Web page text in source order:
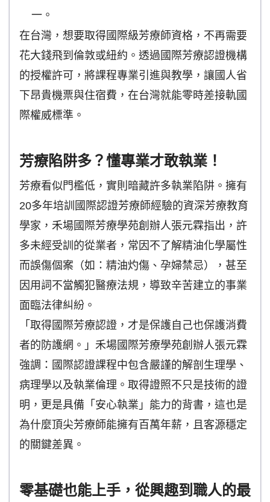
一。
在台灣，想要取得國際級芳療師資格，不再需要
花大錢飛到倫敦或紐約。透過國際芳療認證機構
的授權許可，將課程專業引進與教學，讓國人省
下昂貴機票與住宿費，在台灣就能零時差接軌國
際權威標準。
芳療陷阱多？懂專業才敢執業！
芳療看似門檻低，實則暗藏許多執業陷阱。擁有
20多年培訓國際認證芳療師經驗的資深芳療教育
學家，禾場國際芳療學苑創辦人張元霖指出，許
多未經受訓的從業者，常因不了解精油化學屬性
而誤傷個案（如：精油灼傷、孕婦禁忌），甚至
因用詞不當觸犯醫療法規，導致辛苦建立的事業
面臨法律糾紛。
「取得國際芳療認證，才是保護自己也保護消費
者的防護網。」禾場國際芳療學苑創辦人張元霖
強調：國際認證課程中包含嚴謹的解剖生理學、
病理學以及執業倫理。取得證照不只是技術的證
明，更是具備「安心執業」能力的背書，這也是
為什麼頂尖芳療師能擁有百萬年薪，且客源穩定
的關鍵差異。
零基礎也能上手，從興趣到職人的最